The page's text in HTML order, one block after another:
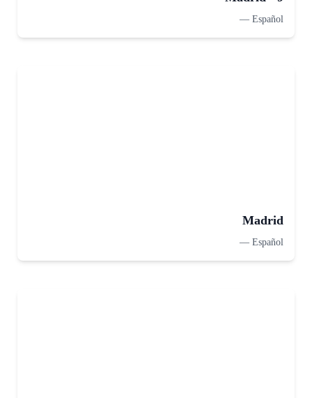
Español
—
Madrid
Español
—